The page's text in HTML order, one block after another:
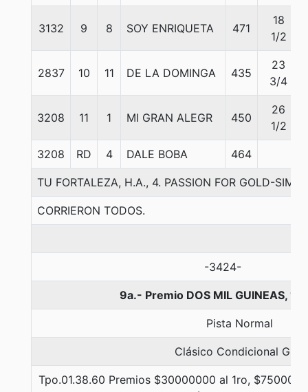
3132 9 8 SOY ENRIQUETA 471
18
1/2
2837 10 11 DE LA DOMINGA 435
23
3/4
3208 11 1 MI GRAN ALEGR 450
26
1/2
3208 RD 4 DALE BOBA 464
TU FORTALEZA, H.A., 4. PASSION FOR GOLD-
CORRIERON TODOS.
-3424-
9a.- Premio DOS MIL GUINEAS,
Pista Normal
Clásico Condicional Gr. 1
Tpo.01.38.60 Premios $30000000 al 1ro,